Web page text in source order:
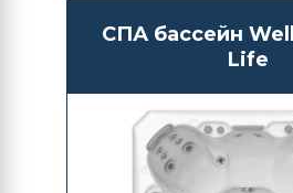
СПА бассейн
Life